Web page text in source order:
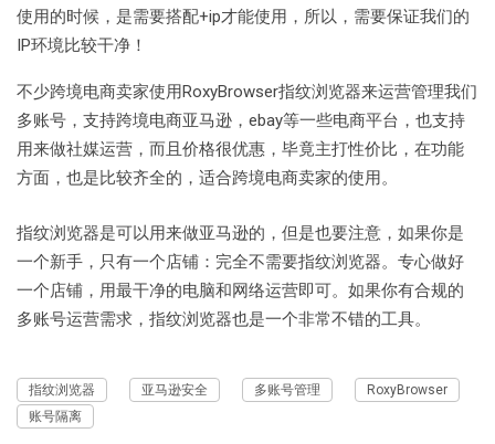
使用的时候，是需要搭配+ip才能使用，所以，需要保证我们的
IP环境比较干净！
不少跨境电商卖家使用RoxyBrowser指纹浏览器来运营管理我们
多账号，支持跨境电商亚马逊，ebay等一些电商平台，也支持
用来做社媒运营，而且价格很优惠，毕竟主打性价比，在功能
方面，也是比较齐全的，适合跨境电商卖家的使用。
指纹浏览器是可以用来做亚马逊的，但是也要注意，如果你是
一个新手，只有一个店铺：完全不需要指纹浏览器。专心做好
一个店铺，用最干净的电脑和网络运营即可。如果你有合规的
多账号运营需求，指纹浏览器也是一个非常不错的工具。
指纹浏览器 亚马逊安全 多账号管理
RoxyBrowser
账号隔离